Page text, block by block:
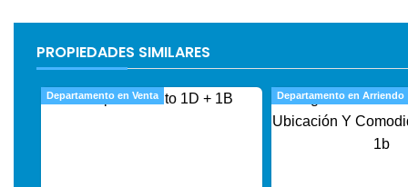
PROPIEDADES SIMILARES
Departamento en Venta Departamento en Arriendo